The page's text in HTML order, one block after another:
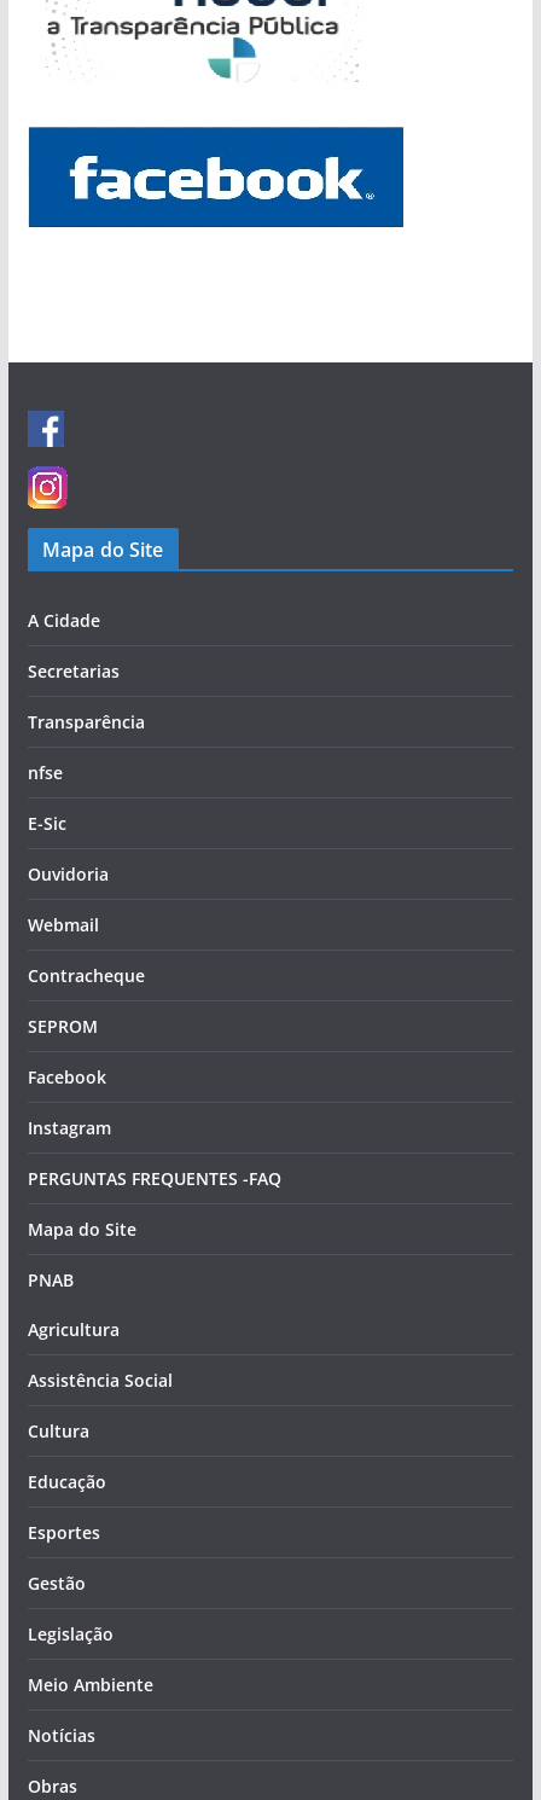
Mapa do Site
A Cidade
Secretarias
Transparência
nfse
E-Sic
Ouvidoria
Webmail
Contracheque
SEPROM
Facebook
Instagram
PERGUNTAS FREQUENTES -FAQ
Mapa do Site
PNAB
Agricultura
Assistência Social
Cultura
Educação
Esportes
Gestão
Legislação
Meio Ambiente
Notícias
Obras